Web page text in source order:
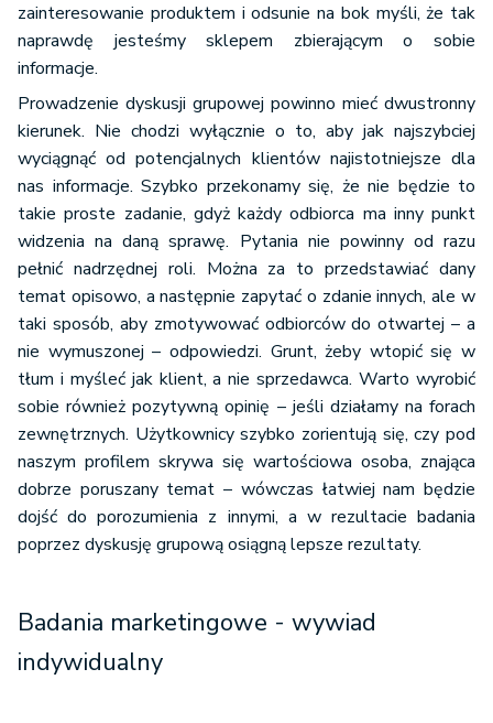
zainteresowanie produktem i odsunie na bok myśli, że tak
naprawdę jesteśmy sklepem zbierającym o sobie
informacje.
Prowadzenie dyskusji grupowej powinno mieć dwustronny
kierunek. Nie chodzi wyłącznie o to, aby jak najszybciej
wyciągnąć od potencjalnych klientów najistotniejsze dla
nas informacje. Szybko przekonamy się, że nie będzie to
takie proste zadanie, gdyż każdy odbiorca ma inny punkt
widzenia na daną sprawę. Pytania nie powinny od razu
pełnić nadrzędnej roli. Można za to przedstawiać dany
temat opisowo, a następnie zapytać o zdanie innych, ale w
taki sposób, aby zmotywować odbiorców do otwartej – a
nie wymuszonej – odpowiedzi. Grunt, żeby wtopić się w
tłum i myśleć jak klient, a nie sprzedawca. Warto wyrobić
sobie również pozytywną opinię – jeśli działamy na forach
zewnętrznych. Użytkownicy szybko zorientują się, czy pod
naszym profilem skrywa się wartościowa osoba, znająca
dobrze poruszany temat – wówczas łatwiej nam będzie
dojść do porozumienia z innymi, a w rezultacie badania
poprzez dyskusję grupową osiągną lepsze rezultaty.
Badania marketingowe - wywiad
indywidualny